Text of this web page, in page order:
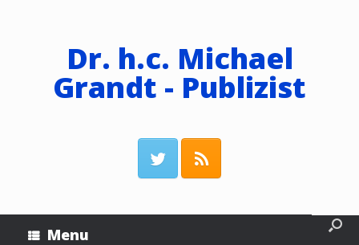
Dr. h.c. Michael
Grandt - Publizist
Menu